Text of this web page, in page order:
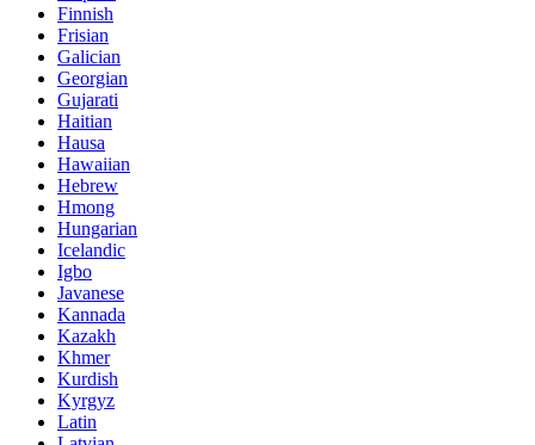
Finnish
Frisian
Galician
Georgian
Gujarati
Haitian
Hausa
Hawaiian
Hebrew
Hmong
Hungarian
Icelandic
Igbo
Javanese
Kannada
Kazakh
Khmer
Kurdish
Kyrgyz
Latin